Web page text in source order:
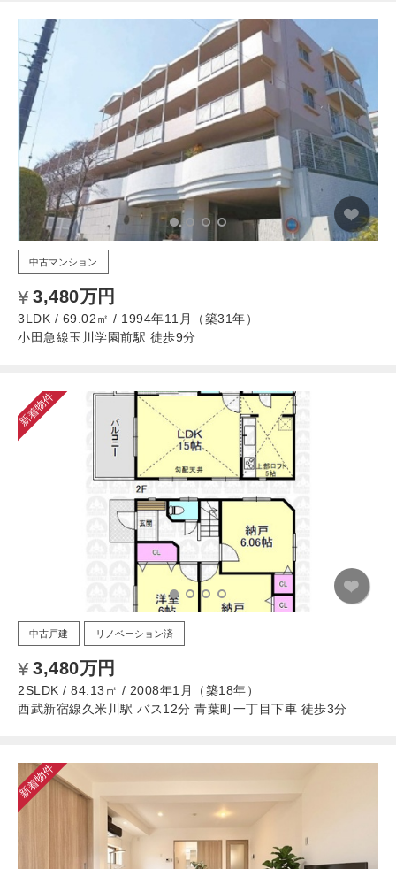
中古マンション
3,480万円
3LDK / 69.02㎡ / 1994年11月（築31年）
小田急線玉川学園前駅 徒歩9分
新着物件
中古戸建 リノベーション済
3,480万円
2SLDK / 84.13㎡ / 2008年1月（築18年）
西武新宿線久米川駅 バス12分 青葉町一丁目下車 徒歩3分
新着物件